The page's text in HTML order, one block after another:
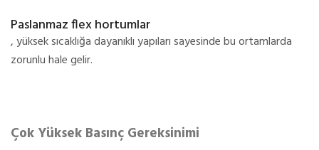
Paslanmaz flex hortumlar
, yüksek sıcaklığa dayanıklı yapıları sayesinde bu ortamlarda
zorunlu hale gelir.
Çok Yüksek Basınç Gereksinimi